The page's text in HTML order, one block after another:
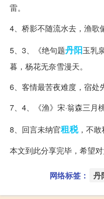
雷。
4、桥影不随流水去，渔歌
5、3、《绝句题丹阳玉乳
暮，杨花无奈雪漫天。
6、客情最苦夜难度，宿处
7、4、《渔》宋·翁森三月
8、回言未纳官租税，不敢
本文到此分享完毕，希望对
网络标签： 丹